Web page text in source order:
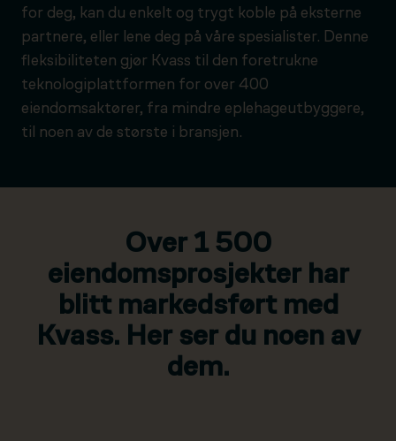
for deg, kan du enkelt og trygt koble på eksterne
partnere, eller lene deg på våre spesialister. Denne
fleksibiliteten gjør Kvass til den foretrukne
teknologiplattformen for over 400
eiendomsaktører, fra mindre eplehageutbyggere,
til noen av de største i bransjen.
Over 1 500
eiendomsprosjekter har
blitt markedsført med
Kvass. Her ser du noen av
dem.